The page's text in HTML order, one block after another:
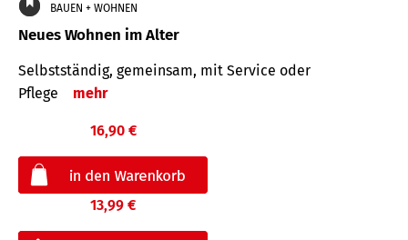
BAUEN + WOHNEN
Neues Wohnen im Alter
Selbstständig, gemeinsam, mit Service oder
Pflege
mehr
16,90 €
13,99 €